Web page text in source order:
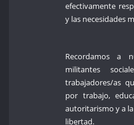
efectivamente
y las necesidades
Recordamos a
militantes
trabajadores/as
por trabajo,
autoritarismo y a
libertad.